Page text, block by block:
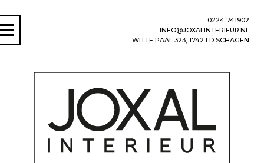
0224 741902
INFO@JOXALINTERIEUR.NL
WITTE PAAL 323, 1742 LD SCHAGEN